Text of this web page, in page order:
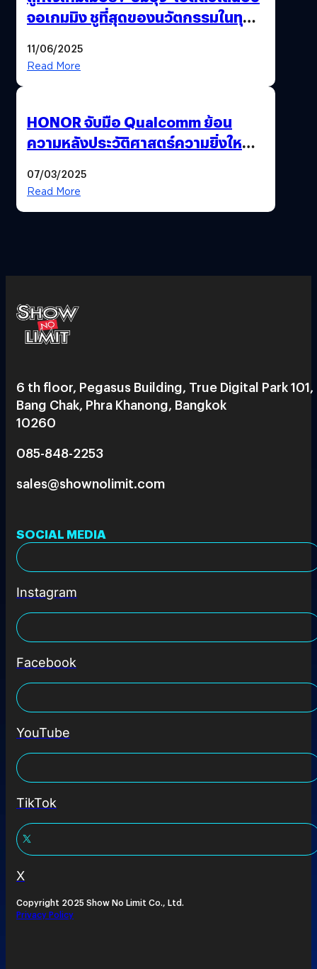
จอเกมมิง ชูที่สุดของนวัตกรรมในทุก
11/06/2025
Read More
HONOR จับมือ Qualcomm ย้อน
ความหลังประวัติศาสตร์ความยิ่งใหญ่
07/03/2025
Read More
6 th floor, Pegasus Building, True Digital Park 101,
Bang Chak, Phra Khanong, Bangkok
10260
085-848-2253
sales@shownolimit.com
SOCIAL MEDIA
Instagram
Facebook
YouTube
TikTok
X
Copyright 2025 Show No Limit Co., Ltd.
Privacy Policy